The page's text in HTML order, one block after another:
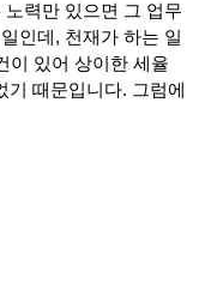
노력만 있으면 그 업무
일인데 , 천재가 하는 일
이 있어 상이한 세율
기 때문입니다. 그럼에